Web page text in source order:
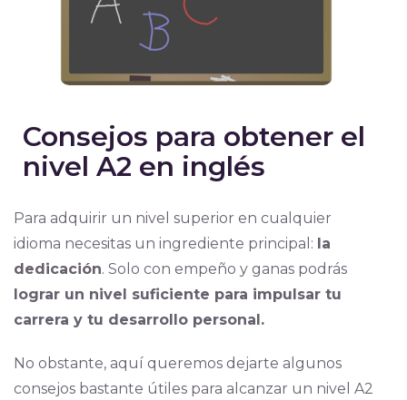
Consejos para obtener el
nivel A2 en inglés
Para adquirir un nivel superior en cualquier
idioma necesitas un ingrediente principal: la
dedicación. Solo con empeño y ganas podrás
lograr un nivel suficiente para impulsar tu
carrera y tu desarrollo personal.
No obstante, aquí queremos dejarte algunos
consejos bastante útiles para alcanzar un nivel A2